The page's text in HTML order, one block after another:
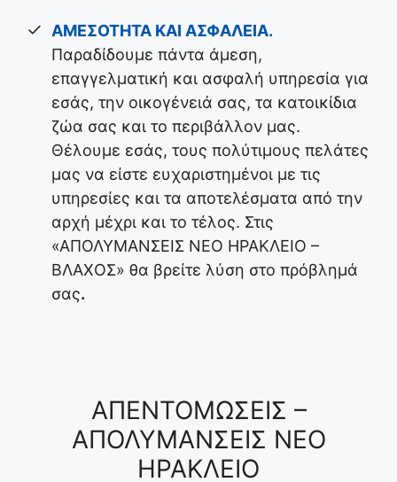
ΑΜΕΣΟΤΗΤΑ ΚΑΙ ΑΣΦΑΛΕΙΑ.
Παραδίδουμε πάντα άμεση,
επαγγελματική και ασφαλή υπηρεσία για
εσάς, την οικογένειά σας, τα κατοικίδια
ζώα σας και το περιβάλλον μας.
Θέλουμε εσάς, τους πολύτιμους πελάτες
μας να είστε ευχαριστημένοι με τις
υπηρεσίες και τα αποτελέσματα από την
αρχή μέχρι και το τέλος. Στις
«ΑΠΟΛΥΜΑΝΣΕΙΣ ΝΕΟ ΗΡΑΚΛΕΙΟ –
ΒΛΑΧΟΣ» θα βρείτε λύση στο πρόβλημά
σας.
ΑΠΕΝΤΟΜΩΣΕΙΣ –
ΑΠΟΛΥΜΑΝΣΕΙΣ ΝΕΟ
ΗΡΑΚΛΕΙΟ